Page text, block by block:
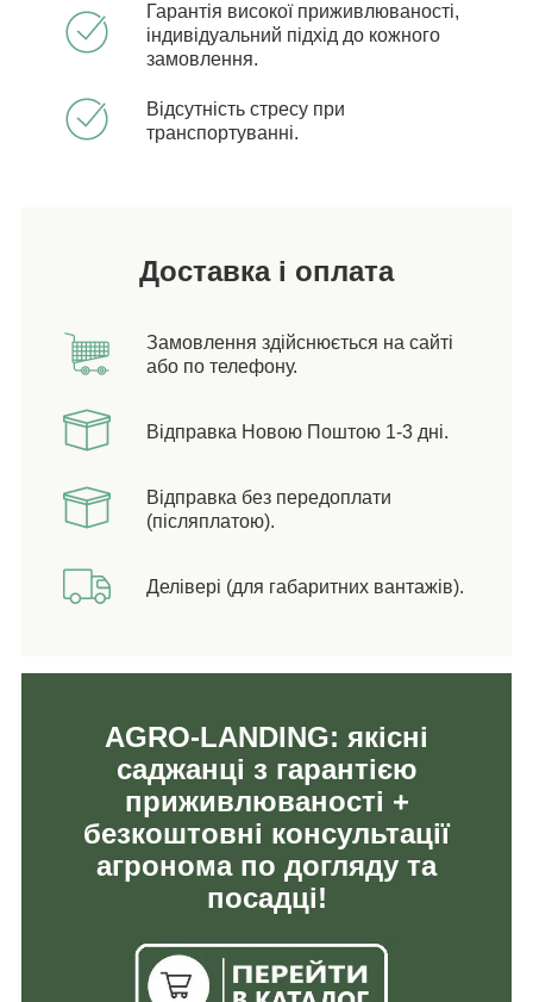
Гарантія високої приживлюваності,
індивідуальний підхід до кожного
замовлення.
Відсутність стресу при
транспортуванні.
Доставка і оплата
Замовлення здійснюється на сайті
або по телефону.
Відправка Новою Поштою 1-3 дні.
Відправка без передоплати
(післяплатою).
Делівері (для габаритних вантажів).
AGRO-LANDING: якісні
саджанці з гарантією
приживлюваності +
безкоштовні консультації
агронома по догляду та
посадці!